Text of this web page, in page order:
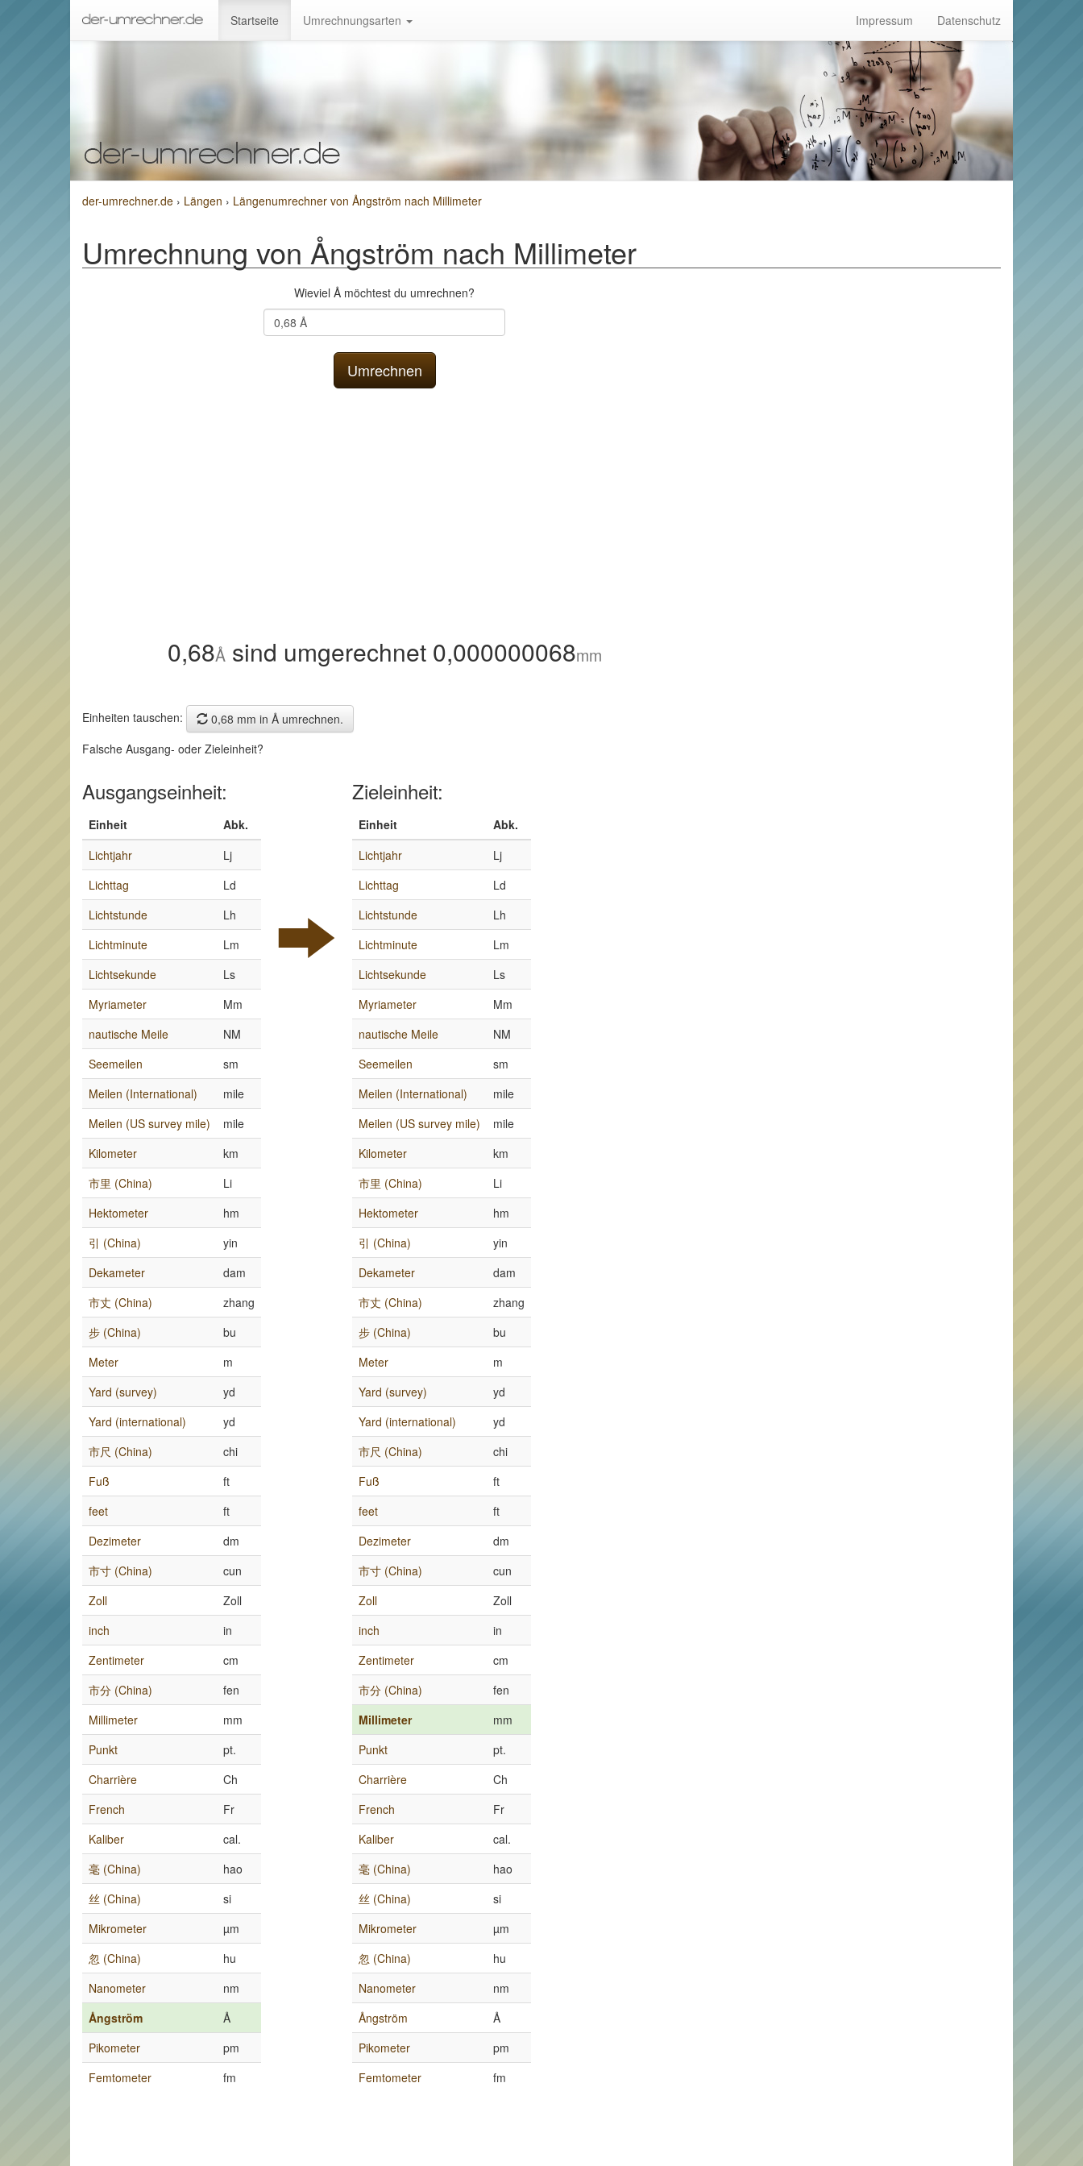
Startseite Umrechnungsarten Impressum Datenschutz
der-umrechner.de › Längen › Längenumrechner von Ångström nach Millimeter
Umrechnung von Ångström nach Millimeter
Wieviel Å möchtest du umrechnen?
0,68Åsind umgerechnet 0,000000068mm
Einheiten tauschen:
0,68 mm in Å umrechnen.
Falsche Ausgang- oder Zieleinheit?
Ausgangseinheit:
Einheit
Abk.
Lichtjahr
Lj
Lichttag
Ld
Lichtstunde
Lh
Lichtminute
Lm
Lichtsekunde
Ls
Myriameter
Mm
nautische Meile
NM
Seemeilen
sm
Meilen (International)
mile
Meilen (US survey mile)
mile
Kilometer
km
市里 (China)
Li
Hektometer
hm
引 (China)
yin
Dekameter
dam
市丈 (China)
zhang
步 (China)
bu
Meter
m
Yard (survey)
yd
Yard (international)
yd
市尺 (China)
chi
Fuß
ft
feet
ft
Dezimeter
dm
市寸 (China)
cun
Zoll
Zoll
inch
in
Zentimeter
cm
市分 (China)
fen
Millimeter
mm
Punkt
pt.
Charrière
Ch
French
Fr
Kaliber
cal.
毫 (China)
hao
丝 (China)
si
Mikrometer
µm
忽 (China)
hu
Nanometer
nm
Ångström
Å
Pikometer
pm
Femtometer
fm
Zieleinheit:
Einheit
Abk.
Lichtjahr
Lj
Lichttag
Ld
Lichtstunde
Lh
Lichtminute
Lm
Lichtsekunde
Ls
Myriameter
Mm
nautische Meile
NM
Seemeilen
sm
Meilen (International)
mile
Meilen (US survey mile)
mile
Kilometer
km
市里 (China)
Li
Hektometer
hm
引 (China)
yin
Dekameter
dam
市丈 (China)
zhang
步 (China)
bu
Meter
m
Yard (survey)
yd
Yard (international)
yd
市尺 (China)
chi
Fuß
ft
feet
ft
Dezimeter
dm
市寸 (China)
cun
Zoll
Zoll
inch
in
Zentimeter
cm
市分 (China)
fen
Millimeter
mm
Punkt
pt.
Charrière
Ch
French
Fr
Kaliber
cal.
毫 (China)
hao
丝 (China)
si
Mikrometer
µm
忽 (China)
hu
Nanometer
nm
Ångström
Å
Pikometer
pm
Femtometer
fm